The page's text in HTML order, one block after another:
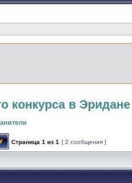
конкурса в Эридане
Ответить на тему
Страница 1 из 1 [ 2 сообщения ]